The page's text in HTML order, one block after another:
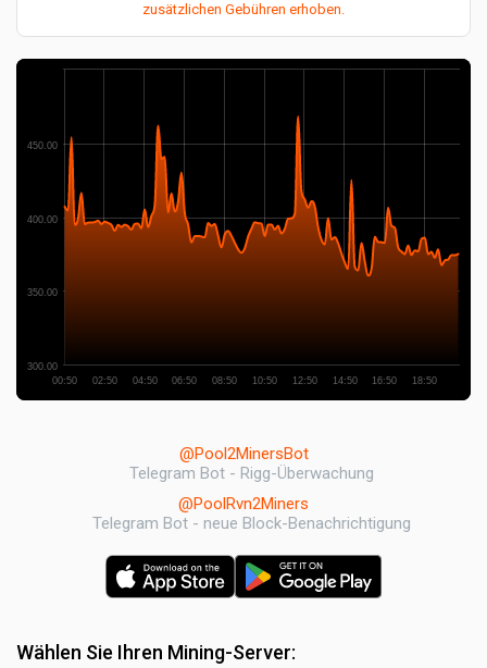
zusätzlichen Gebühren erhoben.
00:50 02:50 04:50 06:50 08:50 10:50 12:50 14:50 16:50 18:50
300.00
350.00
400.00
450.00
@Pool2MinersBot
Telegram Bot - Rigg-Überwachung
@PoolRvn2Miners
Telegram Bot - neue Block-Benachrichtigung
Wählen Sie Ihren Mining-Server: